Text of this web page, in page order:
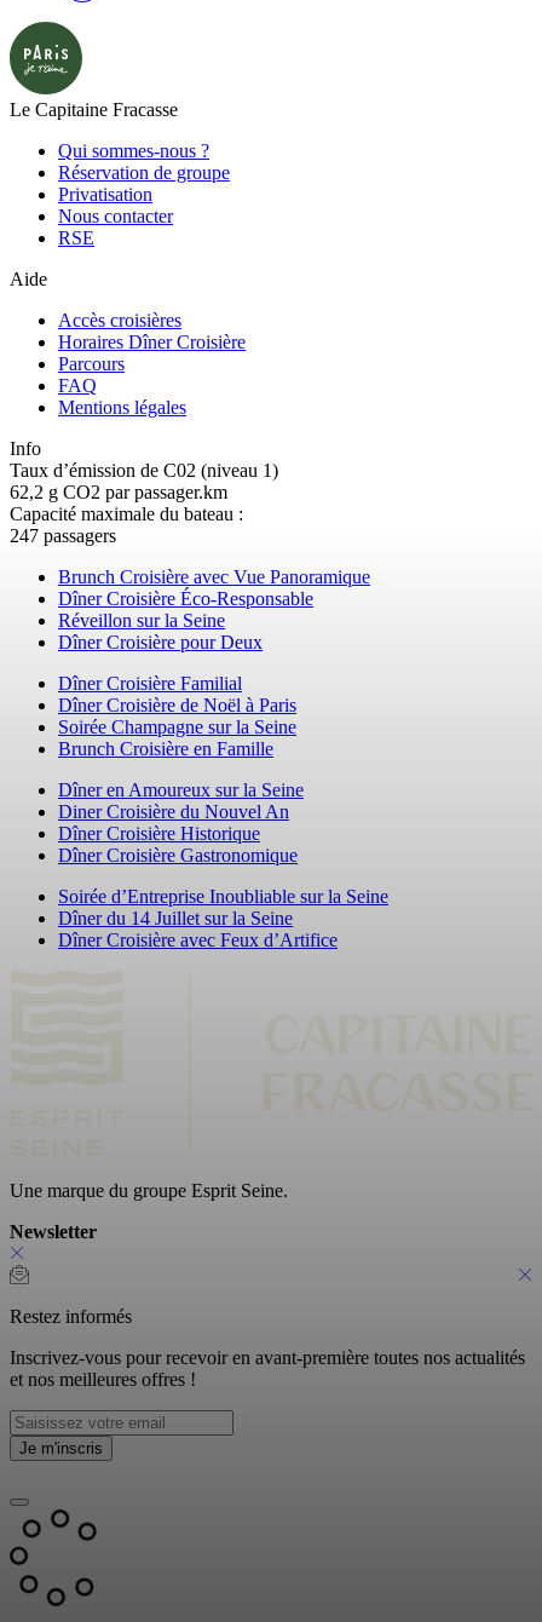
Le Capitaine Fracasse
Qui sommes-nous ?
Réservation de groupe
Privatisation
Nous contacter
RSE
Aide
Accès croisières
Horaires Dîner Croisière
Parcours
FAQ
Mentions légales
Info
Taux d’émission de C02 (niveau 1)
62,2 g CO2 par passager.km
Capacité maximale du bateau :
247 passagers
Brunch Croisière avec Vue Panoramique
Dîner Croisière Éco-Responsable
Réveillon sur la Seine
Dîner Croisière pour Deux
Dîner Croisière Familial
Dîner Croisière de Noël à Paris
Soirée Champagne sur la Seine
Brunch Croisière en Famille
Dîner en Amoureux sur la Seine
Diner Croisière du Nouvel An
Dîner Croisière Historique
Dîner Croisière Gastronomique
Soirée d’Entreprise Inoubliable sur la Seine
Dîner du 14 Juillet sur la Seine
Dîner Croisière avec Feux d’Artifice
Une marque du groupe Esprit Seine.
Newsletter
Restez informés
Inscrivez-vous pour recevoir en avant-première toutes nos actualités
et nos meilleures offres !